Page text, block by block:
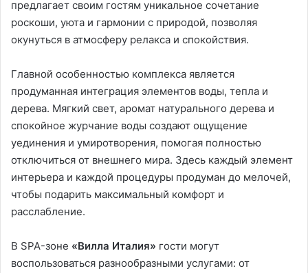
предлагает своим гостям уникальное сочетание
роскоши, уюта и гармонии с природой, позволяя
окунуться в атмосферу релакса и спокойствия.
Главной особенностью комплекса является
продуманная интеграция элементов воды, тепла и
дерева. Мягкий свет, аромат натурального дерева и
спокойное журчание воды создают ощущение
уединения и умиротворения, помогая полностью
отключиться от внешнего мира. Здесь каждый элемент
интерьера и каждой процедуры продуман до мелочей,
чтобы подарить максимальный комфорт и
расслабление.
В SPA-зоне «Вилла Италия» гости могут
воспользоваться разнообразными услугами: от